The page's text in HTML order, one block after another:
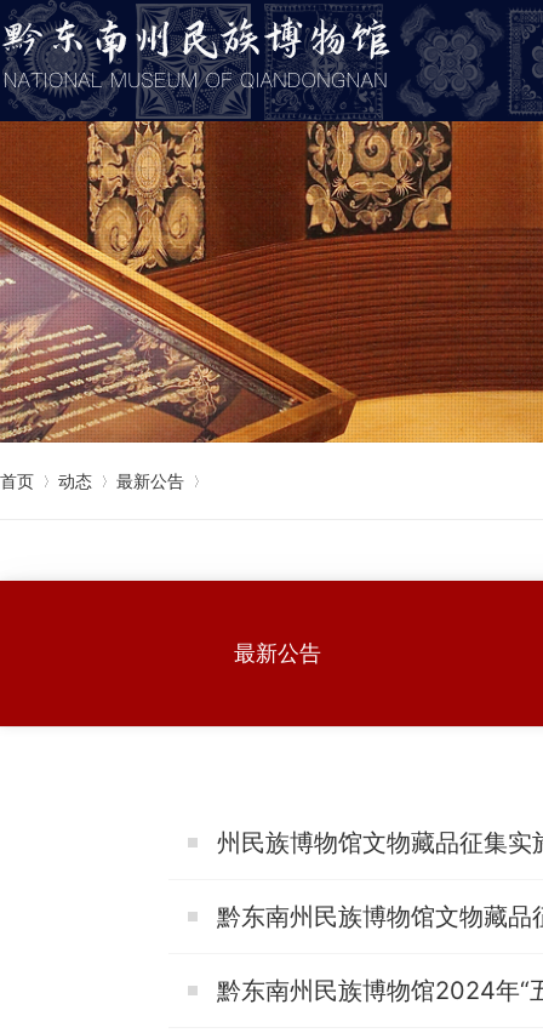
首页
›
动态
›
最新公告
›
最新公告
州民族博物馆文物藏品征集实
黔东南州民族博物馆文物藏品
黔东南州民族博物馆2024年“